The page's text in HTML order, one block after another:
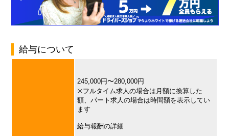
給与について
245,000円〜280,000円
※フルタイム求人の場合は月額に換算した
額、パート求人の場合は時間額を表示してい
ます
給与報酬の詳細